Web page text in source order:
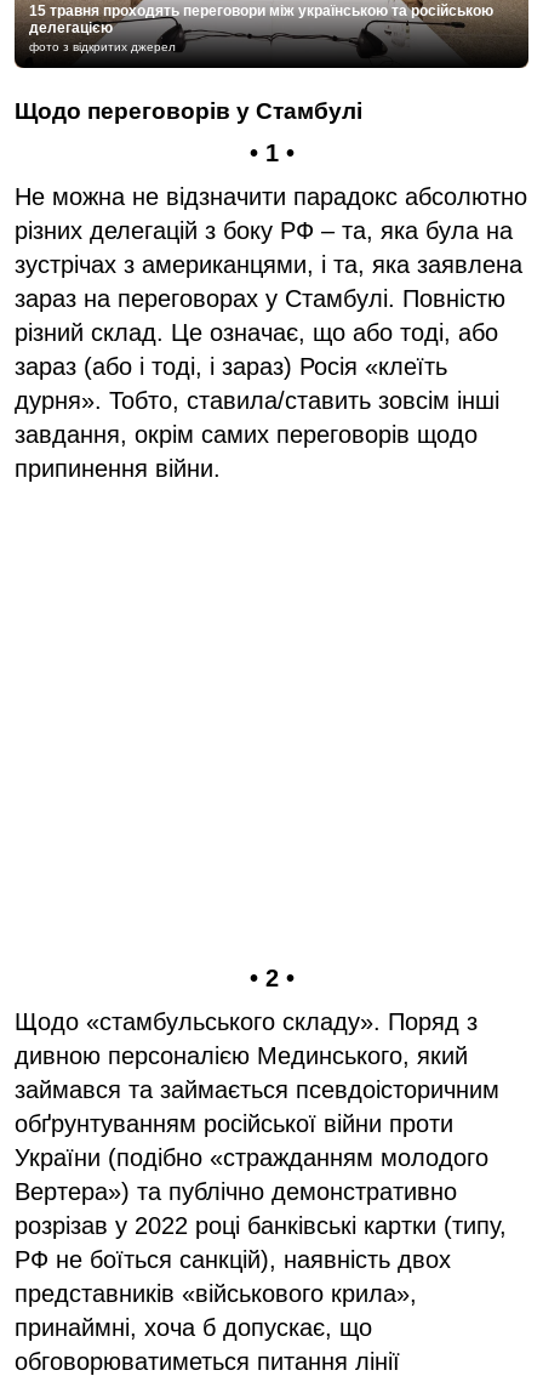
15 травня проходять переговори між українською та російською
делегацією
фото з відкритих джерел
Щодо переговорів у Стамбулі
• 1 •
Не можна не відзначити парадокс абсолютно
різних делегацій з боку РФ – та, яка була на
зустрічах з американцями, і та, яка заявлена
зараз на переговорах у Стамбулі. Повністю
різний склад. Це означає, що або тоді, або
зараз (або і тоді, і зараз) Росія «клеїть
дурня». Тобто, ставила/ставить зовсім інші
завдання, окрім самих переговорів щодо
припинення війни.
• 2 •
Щодо «стамбульського складу». Поряд з
дивною персоналією Мединського, який
займався та займається псевдоісторичним
обґрунтуванням російської війни проти
України (подібно «стражданням молодого
Вертера») та публічно демонстративно
розрізав у 2022 році банківські картки (типу,
РФ не боїться санкцій), наявність двох
представників «військового крила»,
принаймні, хоча б допускає, що
обговорюватиметься питання лінії